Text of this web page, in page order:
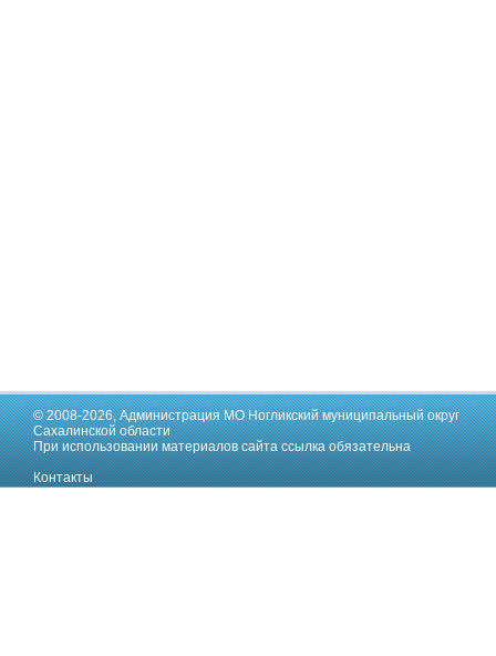
© 2008-2026,Администрация МО Ногликский муниципальный округ
Сахалинской области
При использовании материалов сайта ссылка обязательна
Контакты